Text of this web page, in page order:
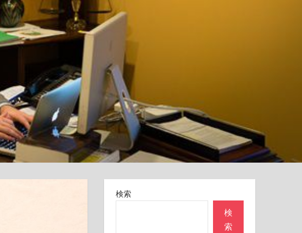
検索
検
索